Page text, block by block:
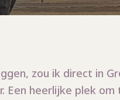
zou ik direct in
Een heerlijke plek